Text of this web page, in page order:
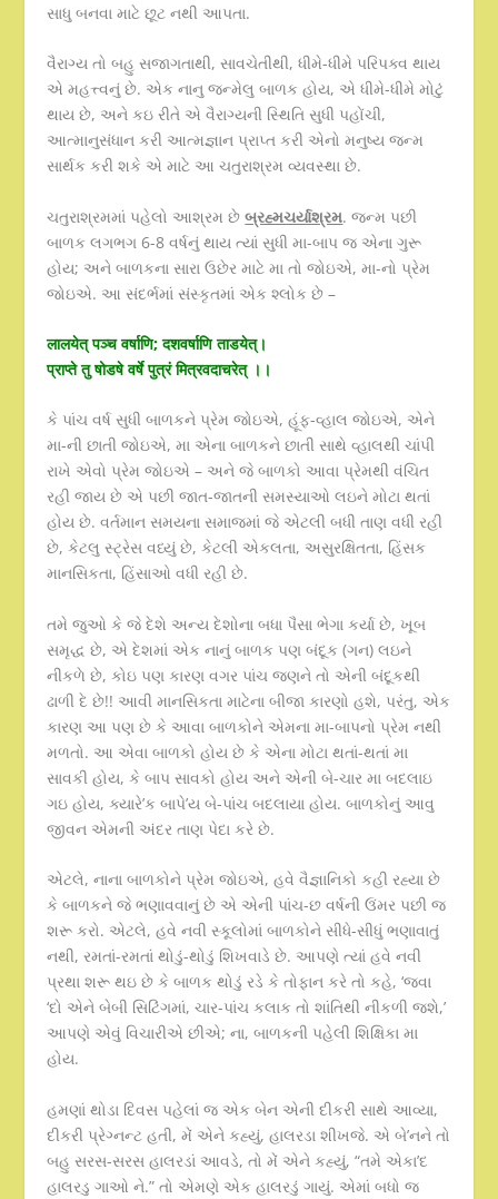
સાધુ બનવા માટે છૂટ નથી આપતા.
વૈરાગ્ય તો બહુ સજાગતાથી, સાવચેતીથી, ધીમે-ધીમે પરિપક્વ થાય
એ મહત્ત્વનું છે. એક નાનુ જન્મેલુ બાળક હોય, એ ધીમે-ધીમે મોટું
થાય છે, અને કઇ રીતે એ વૈરાગ્યની સ્થિતિ સુધી પહોંચી,
આત્માનુસંધાન કરી આત્મજ્ઞાન પ્રાપ્ત કરી એનો મનુષ્ય જન્મ
સાર્થક કરી શકે એ માટે આ ચતુરાશ્રમ વ્યવસ્થા છે.
ચતુરાશ્રમમાં પહેલો આશ્રમ છેબ્રહ્મચર્યાશ્રમ. જન્મ પછી
બાળક લગભગ 6-8 વર્ષનું થાય ત્યાં સુધી મા-બાપ જ એના ગુરૂ
હોય; અને બાળકના સારા ઉછેર માટે મા તો જોઇએ, મા-નો પ્રેમ
જોઇએ. આ સંદર્ભમાં સંસ્કૃતમાં એક શ્લોક છે –
लालयेत् पञ्च वर्षाणि; दशवर्षाणि ताडयेत्।
प्राप्ते तु षोडषे वर्षे पुत्रं मित्रवदाचरेत् ।।
કે પાંચ વર્ષ સુધી બાળકને પ્રેમ જોઇએ, હૂંફ-વ્હાલ જોઇએ, એને
મા-ની છાતી જોઇએ, મા એના બાળકને છાતી સાથે વ્હાલથી ચાંપી
રાખે એવો પ્રેમ જોઇએ – અને જે બાળકો આવા પ્રેમથી વંચિત
રહી જાય છે એ પછી જાત-જાતની સમસ્યાઓ લઇને મોટા થતાં
હોય છે. વર્તમાન સમયના સમાજમાં જે એટલી બધી તાણ વધી રહી
છે, કેટલુ સ્ટ્રેસ વધ્યું છે, કેટલી એકલતા, અસુરક્ષિતતા, હિંસક
માનસિકતા, હિંસાઓ વધી રહી છે.
તમે જુઓ કે જે દેશે અન્ય દેશોના બધા પૈસા ભેગા કર્યા છે, ખૂબ
સમૃદ્ધ છે, એ દેશમાં એક નાનું બાળક પણ બંદૂક (ગન) લઇને
નીકળે છે, કોઇ પણ કારણ વગર પાંચ જણને તો એની બંદૂકથી
ઢાળી દે છે!! આવી માનસિકતા માટેના બીજા કારણો હશે, પરંતુ, એક
કારણ આ પણ છે કે આવા બાળકોને એમના મા-બાપનો પ્રેમ નથી
મળતો. આ એવા બાળકો હોય છે કે એના મોટા થતાં-થતાં મા
સાવકી હોય, કે બાપ સાવકો હોય અને એની બે-ચાર મા બદલાઇ
ગઇ હોય, ક્યારે’ક બાપે’ય બે-પાંચ બદલાયા હોય. બાળકોનું આવુ
જીવન એમની અંદર તાણ પેદા કરે છે.
એટલે, નાના બાળકોને પ્રેમ જોઇએ, હવે વૈજ્ઞાનિકો કહી રહ્યા છે
કે બાળકને જે ભણાવવાનું છે એ એની પાંચ-છ વર્ષની ઉંમર પછી જ
શરૂ કરો. એટલે, હવે નવી સ્કૂલોમાં બાળકોને સીધે-સીધું ભણાવાતું
નથી, રમતાં-રમતાં થોડું-થોડું શિખવાડે છે. આપણે ત્યાં હવે નવી
પ્રથા શરૂ થઇ છે કે બાળક થોડું રડે કે તોફાન કરે તો કહે, ‘જવા
‘દો એને બેબી સિટિંગમાં, ચાર-પાંચ કલાક તો શાંતિથી નીકળી જશે,’
આપણે એવું વિચારીએ છીએ; ના, બાળકની પહેલી શિક્ષિકા મા
હોય.
હમણાં થોડા દિવસ પહેલાં જ એક બેન એની દીકરી સાથે આવ્યા,
દીકરી પ્રેગ્નન્ટ હતી, મેં એને કહ્યું, હાલરડા શીખજે. એ બે’નને તો
બહુ સરસ-સરસ હાલરડાં આવડે, તો મેં એને કહ્યું, “તમે એકા’દ
હાલરડુ ગાઓ ને.” તો એમણે એક હાલરડું ગાયું. એમાં બધો જ